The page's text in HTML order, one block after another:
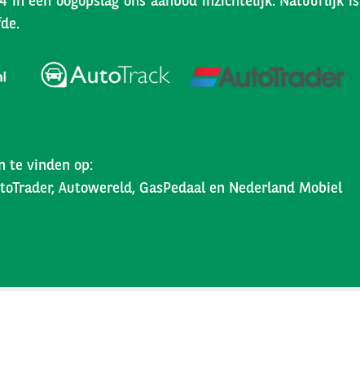
te vinden op:
Autowereld, GasPedaal en Nederland Mobiel